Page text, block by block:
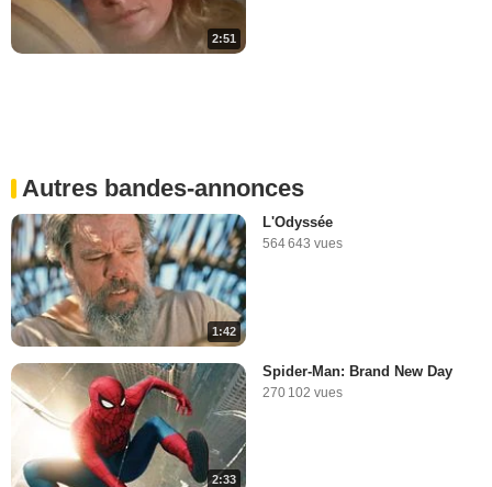
2:51
Autres bandes-annonces
1:42
L'Odyssée
564 643 vues
2:33
Spider-Man: Brand New Day
270 102 vues